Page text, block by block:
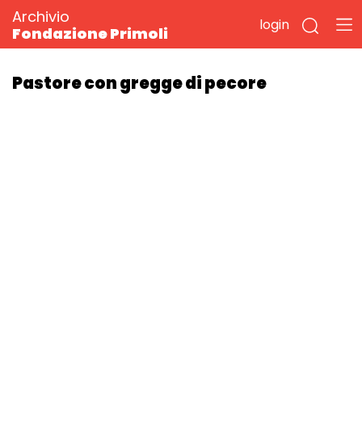
Archivio
Fondazione Primoli
login
Pastore con gregge di pecore